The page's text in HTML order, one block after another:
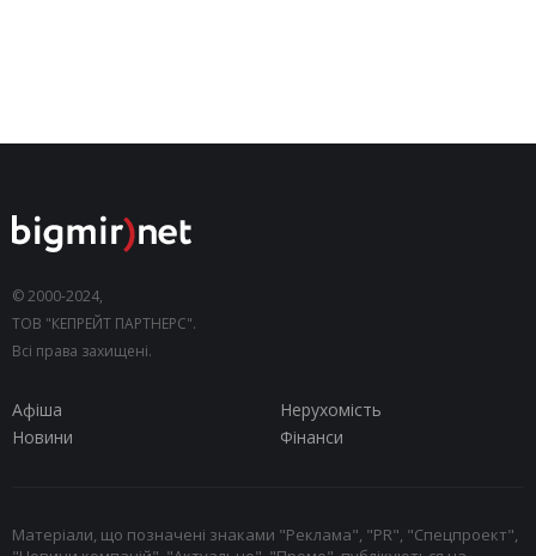
© 2000-2024,
ТОВ "КЕПРЕЙТ ПАРТНЕРС".
Всі права захищені.
Афіша
Нерухомість
Новини
Фінанси
Матеріали, що позначені знаками "Реклама", "PR", "Спецпроект",